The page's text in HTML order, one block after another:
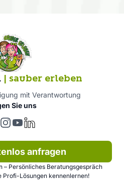
| sauber erleben
mit Verantwortung
Sie uns
Instagram
YouTube
LinkedIn
anfragen
Persönliches Beratungsgespräch
Profi-Lösungen kennenlernen!